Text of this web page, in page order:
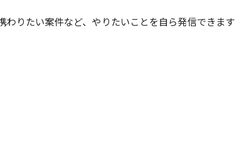
りたい案件など、やりたいことを自ら発信できます